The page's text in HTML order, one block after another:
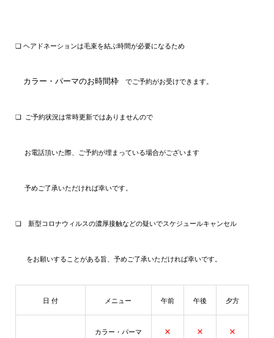
❏ ヘアドネーションは毛束を結ぶ時間が必要になるため
カラー・パーマのお時間枠 でご予約がお受けできます。
❏ ご予約状況は常時更新ではありませんので
お電話頂いた際、ご予約が埋まっている場合がございます
予めご了承いただければ幸いです。
❏ 新型コロナウィルスの濃厚接触などの疑いでスケジュールキャンセル
をお願いすることがある旨、予めご了承いただければ幸いです。
日 付 メニュー 午前 午後 夕方
カラー・パーマ × × ×